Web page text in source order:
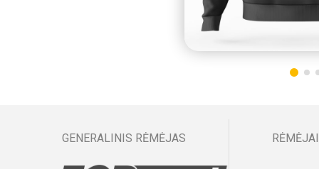
GENERALINIS RĖMĖJAS RĖMĖJAI